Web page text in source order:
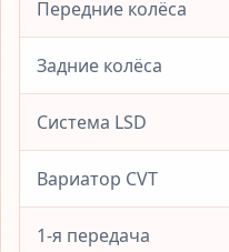
Передние колёса
Задние колёса
Система LSD
Вариатор CVT
1-я передача